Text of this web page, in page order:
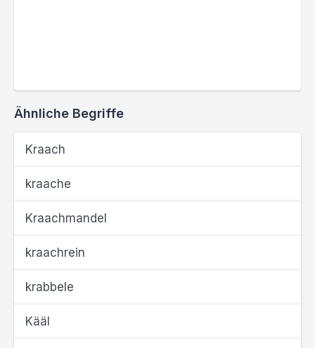
Ähnliche Begriffe
Kraach
kraache
Kraachmandel
kraachrein
krabbele
Kääl